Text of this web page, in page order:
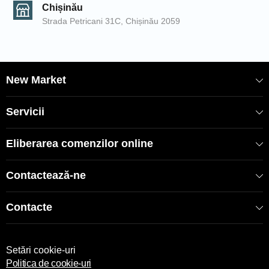
Chișinău
Strada Petricani 31C, Chișinău 2059
New Market
Servicii
Eliberarea comenzilor online
Contactează-ne
Contacte
Setări cookie-uri
Politica de cookie-uri